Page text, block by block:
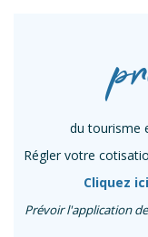
du tourisme
Régler votre
Cliquez
Prévoir l'application